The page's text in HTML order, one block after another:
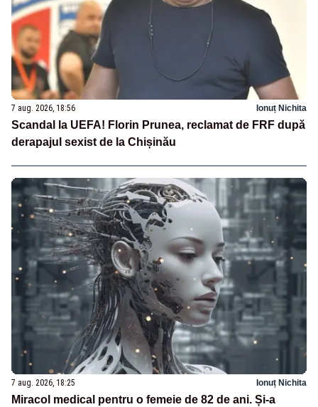
7 aug. 2026, 18:56 Ionuț Nichita
Scandal la UEFA! Florin Prunea, reclamat de FRF după
derapajul sexist de la Chișinău
7 aug. 2026, 18:25 Ionuț Nichita
Miracol medical pentru o femeie de 82 de ani. Și-a